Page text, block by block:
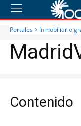
Portales Inmobiliario
Contenido